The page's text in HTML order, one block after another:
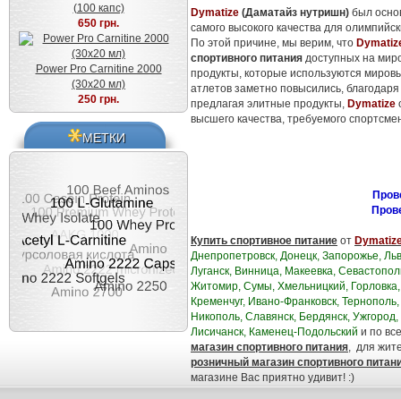
(100 капс)
650 грн.
Power Pro Carnitine 2000
(30x20 мл)
250 грн.
МЕТКИ
Dymatize (Даматайз нутришн) был
самого высокого качества для
По этой причине, мы верим, что
спортивного питания доступных на
продукты, которые используются
атлетов заметно повысились,
предлагая элитные продукты, Dymatize
высшего качества, требуемого
Купить спортивное питание от
Днепропетровск, Донецк, Запорожье,
Луганск, Винница, Макеевка,
Житомир, Сумы, Хмельницкий,
Кременчуг, Ивано-Франковск,
Никополь, Славянск, Бердянск,
Лисичанск, Каменец-Подольский и по
магазин спортивного питания, для
розничный магазин спортивного
магазине Вас приятно удивит! :)